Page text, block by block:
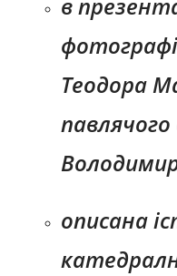
в
Теодора
павлячого
описана